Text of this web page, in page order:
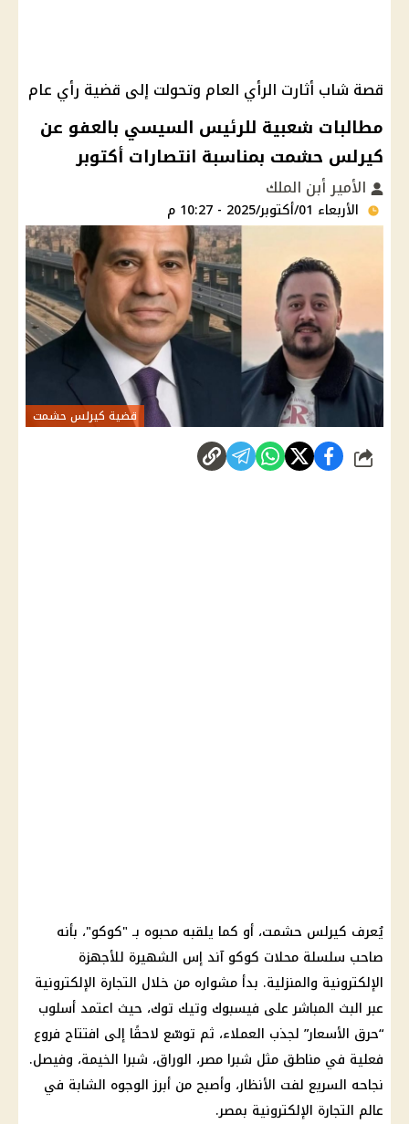
قصة شاب أثارت الرأي العام وتحولت إلى قضية رأي عام
مطالبات شعبية للرئيس السيسي بالعفو عن
كيرلس حشمت بمناسبة انتصارات أكتوبر
الأمير أبن الملك
الأربعاء 01/أكتوبر/2025 - 10:27 م
قضية كيرلس حشمت
شارك
يُعرف كيرلس حشمت، أو كما يلقبه محبوه بـ "كوكو"، بأنه
صاحب سلسلة محلات كوكو آند إس الشهيرة للأجهزة
الإلكترونية والمنزلية. بدأ مشواره من خلال التجارة الإلكترونية
عبر البث المباشر على فيسبوك وتيك توك، حيث اعتمد أسلوب
“حرق الأسعار” لجذب العملاء، ثم توسّع لاحقًا إلى افتتاح فروع
فعلية في مناطق مثل شبرا مصر، الوراق، شبرا الخيمة، وفيصل.
نجاحه السريع لفت الأنظار، وأصبح من أبرز الوجوه الشابة في
عالم التجارة الإلكترونية بمصر.